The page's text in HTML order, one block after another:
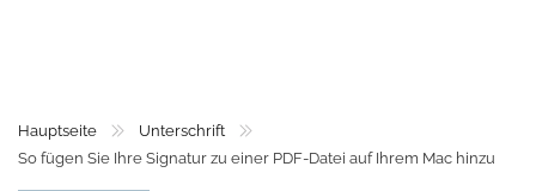
Hauptseite
Unterschrift
So fügen Sie Ihre Signatur zu einer PDF-Datei auf Ihrem Mac hinzu